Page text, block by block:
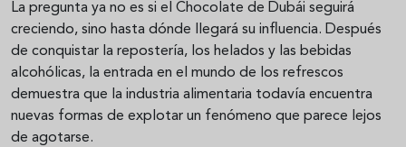
La pregunta ya no es si el Chocolate de Dubái seguirá
creciendo, sino hasta dónde llegará su influencia. Después
de conquistar la repostería, los helados y las bebidas
alcohólicas, la entrada en el mundo de los refrescos
demuestra que la industria alimentaria todavía encuentra
nuevas formas de explotar un fenómeno que parece lejos
de agotarse.